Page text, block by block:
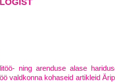
ning arenduse alase
valdkonna kohaseid artikleid